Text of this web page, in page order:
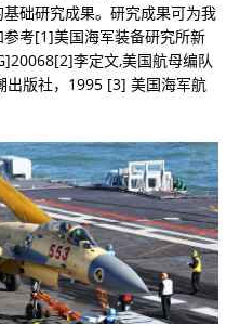
础研究成果。研究成果可为我
考[1]美国海军装备研究所新
李定文,美国航母编队
版社，1995 [3] 美国海军航